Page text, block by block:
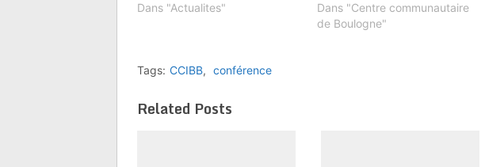
LEMMEL : Quand les Ados nous
repères désespérément" Mardi
Centre…
Dans "Actualites"
scolaire.Nous vous
communiquerons de plus
Dans "Centre communautaire
de Boulogne"
Tags: CCIBB, conférence
Related Posts